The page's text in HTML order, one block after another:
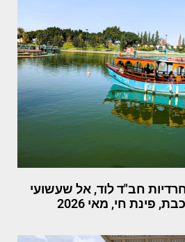
חב"ד לוד, אל שעשועי
פינת חי, מאי 2026